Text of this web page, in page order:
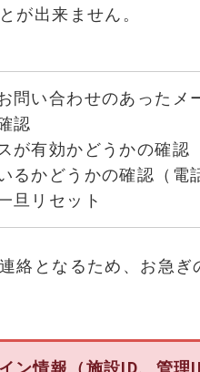
が出来ません。
問い合わせのあったメ
認
が有効かどうかの確認
るかどうかの確認（電
旦リセット
絡となるため、お急
ン情報（施設ID、管